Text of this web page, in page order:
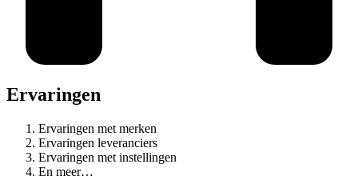
Ervaringen
Ervaringen met merken
Ervaringen leveranciers
Ervaringen met instellingen
En meer…